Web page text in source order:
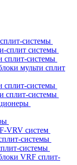
системы
сплит системы
сплит-системы
мульти сплит
сплит-системы
сплит-системы
VRV систем
системы
системы
VRF сплит-